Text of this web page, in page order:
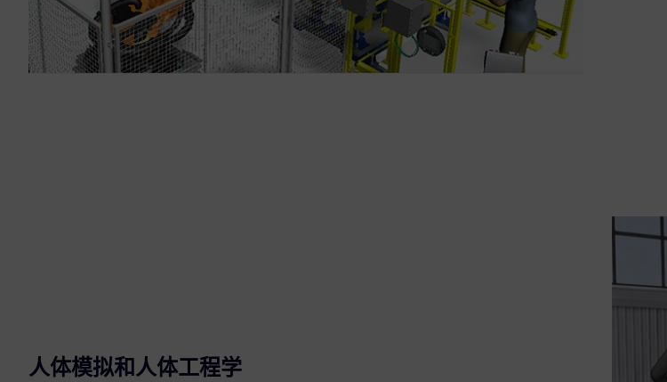
人体模拟和人体工程学